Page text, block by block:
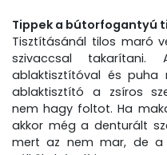
Tippek a bútorfogantyú
Tisztításánál tilos maró
szivaccsal
ablaktisztítóval és puha
ablaktisztító a zsíros
nem hagy foltot. Ha
akkor még a denturált
mert az nem mar, de a